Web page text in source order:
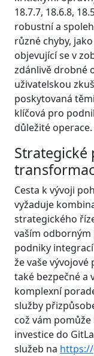
18.7.7, 18.6.8,
robustní a
různé chyby,
objevující se v
zdánlivě drobné
uživatelskou
poskytovaná
klíčová pro
důležité operace.
Cesta k vývoji
vyžaduje
strategického
vaším
podniky
že vaše
také bezpečné a
komplexní
služby
což vám
investice do
služeb na